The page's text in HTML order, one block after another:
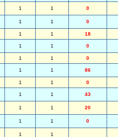
1 1 0
1 1 0
1 1 18
1 1 0
1 1 0
1 1 86
1 1 0
1 1 43
1 1 20
1 1 0
1 1